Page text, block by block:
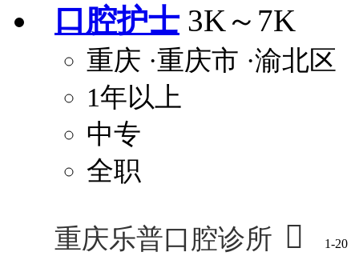
口腔护士 3K～7K
重庆 ·重庆市 ·渝北区
1年以上
中专
全职
重庆乐普口腔诊所  1-20